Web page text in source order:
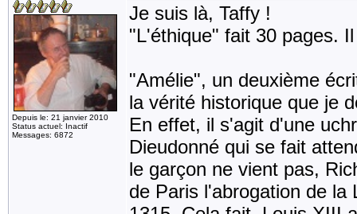
Depuis le: 21 janvier 2010
Status actuel: Inactif
Messages: 6872
Je suis là, Taffy !
"L'éthique" fait 30 pages.
"Amélie", un deuxième
la vérité historique que je
En effet, il s'agit d'une
Dieudonné qui se fait
le garçon ne vient pas,
de Paris l'abrogation de la